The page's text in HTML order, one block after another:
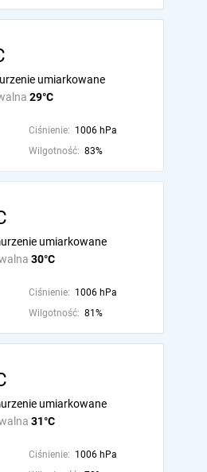
29°C
umiarkowane
Ciśnienie: 1006 hPa
Wilgotność: 83%
30°C
umiarkowane
Ciśnienie: 1006 hPa
Wilgotność: 81%
31°C
umiarkowane
Ciśnienie: 1006 hPa